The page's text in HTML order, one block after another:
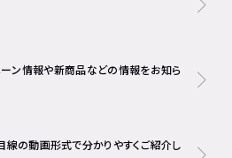
ン情報や新商品などの情報をお知ら
の動画形式で分かりやすくご紹介し